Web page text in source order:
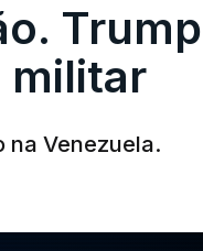
Trump
militar
na Venezuela.